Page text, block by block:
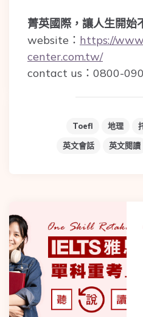
菁英國際，讓人生開始
website： https://
center.com.tw/
contact us：0800-
Toefl 地理
英文會話
英文閱讀
navigation